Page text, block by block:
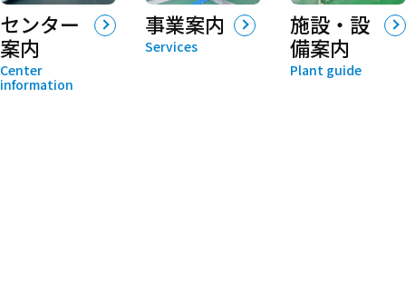
センター
案内
Center
information
事業案内
Services
施設・設
備案内
Plant guide